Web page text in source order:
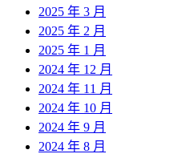
2025 年 3 月
2025 年 2 月
2025 年 1 月
2024 年 12 月
2024 年 11 月
2024 年 10 月
2024 年 9 月
2024 年 8 月